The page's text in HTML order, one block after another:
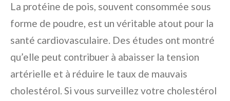
La protéine de pois, souvent consommée sous
forme de poudre, est un véritable atout pour la
santé cardiovasculaire. Des études ont montré
qu’elle peut contribuer à abaisser la tension
artérielle et à réduire le taux de mauvais
cholestérol. Si vous surveillez votre cholestérol